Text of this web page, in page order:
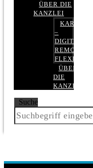
ÜBER DIE
KANZLEI
KARRIERE
–
DIGITAL,
REMOTE,
FLEXIBEL
ÜBER
DIE
KANZLEI
Suche